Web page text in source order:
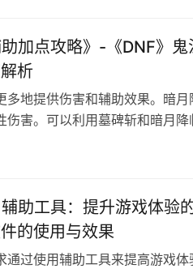
助加点攻略》-《DNF》
析
多地提供伤害和辅助效果。暗
伤害。可以利用墓碑斩和暗月
助工具：提升游戏体验
的使用与效果
通过使用辅助工具来提高游戏